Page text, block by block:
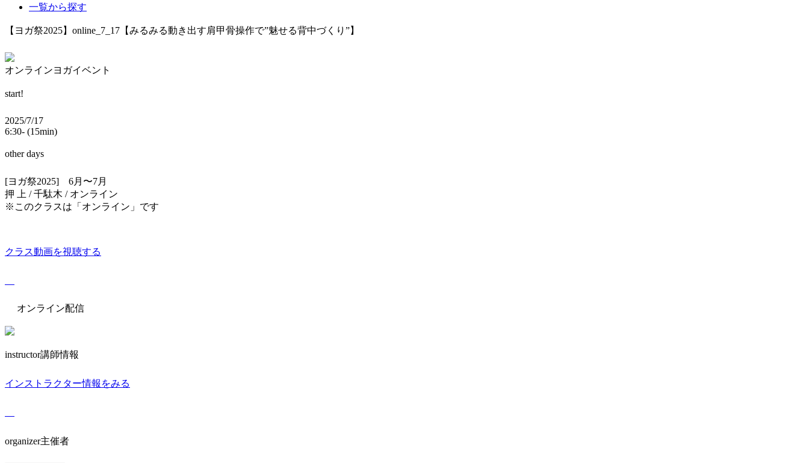
一覧から探す
【ヨガ祭2025】online_7_17【みるみる動き出す肩甲骨操作で”魅せる背中づくり”】
オンラインヨガイベント
start!
2025/7/17
6:30- (15min)
other days
[ヨガ祭2025] 6月〜7月
押 上 / 千駄木 / オンライン
※このクラスは「オンライン」です
クラス動画を視聴する
オンライン配信
instructor講師情報
インストラクター情報をみる
organizer主催者